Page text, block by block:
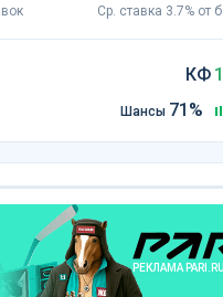
Ср. ставка 3.7% от
КФ
Шансы 71%
РЕКЛАМА